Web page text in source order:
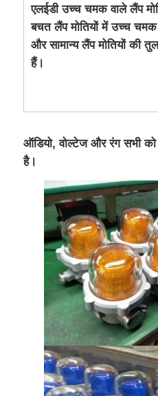
एलईडी उच्च चमक वाले लैंप
बचत लैंप मोतियों में उच्च चमक
और सामान्य लैंप मोतियों की
हैं।
ऑडियो, वोल्टेज और रंग सभी
है।